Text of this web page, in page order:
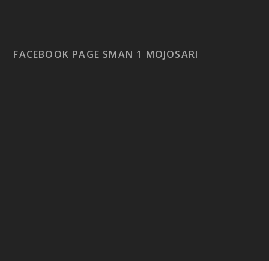
FACEBOOK PAGE SMAN 1 MOJOSARI